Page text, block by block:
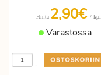
Hinta 2,90€ / kpl
Varastossa
-
+